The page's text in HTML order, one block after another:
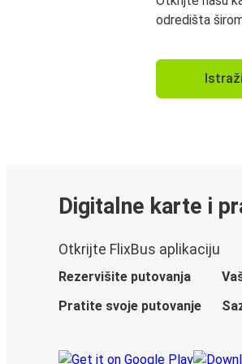
odredišta
Digitalne karte i
Otkrijte FlixBus aplikaciju
Rezervišite putovanja
Pratite svoje putovanje